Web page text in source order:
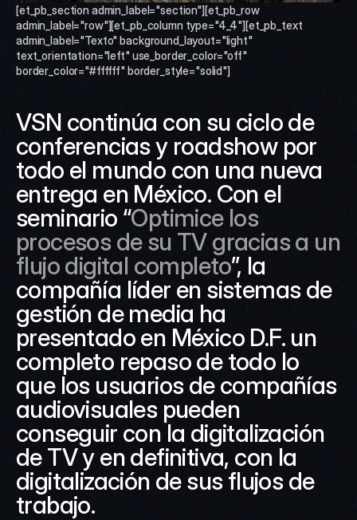
VSN News Connect
[et_pb_section admin_label="section"][et_pb_row
admin_label="row"][et_pb_column type="4_4"][et_pb_text
admin_label="Texto" background_layout="light"
text_orientation="left" use_border_color="off"
border_color="#ffffff" border_style="solid"]
VSN continúa con su ciclo de
conferencias y roadshow por
todo el mundo con una nueva
entrega en México. Con el
seminario “Optimice los
procesos de su TV gracias a un
flujo digital completo”, la
compañía líder en sistemas de
gestión de media ha
presentado en México D.F. un
completo repaso de todo lo
que los usuarios de compañías
audiovisuales pueden
conseguir con la digitalización
de TV y en definitiva, con la
digitalización de sus flujos de
trabajo.